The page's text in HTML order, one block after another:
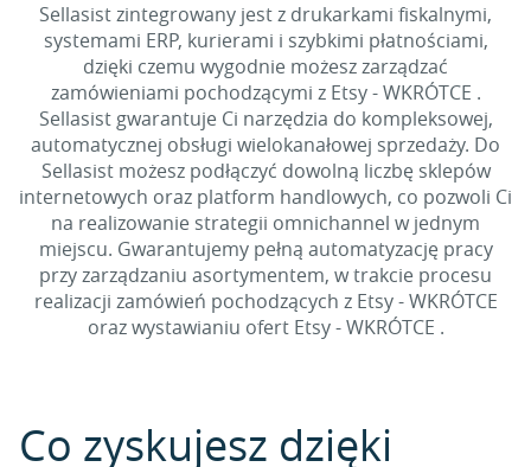
Sellasist zintegrowany jest z drukarkami fiskalnymi,
systemami ERP, kurierami i szybkimi płatnościami,
dzięki czemu wygodnie możesz zarządzać
zamówieniami pochodzącymi z Etsy - WKRÓTCE .
Sellasist gwarantuje Ci narzędzia do kompleksowej,
automatycznej obsługi wielokanałowej sprzedaży. Do
Sellasist możesz podłączyć dowolną liczbę sklepów
internetowych oraz platform handlowych, co pozwoli Ci
na realizowanie strategii omnichannel w jednym
miejscu. Gwarantujemy pełną automatyzację pracy
przy zarządzaniu asortymentem, w trakcie procesu
realizacji zamówień pochodzących z Etsy - WKRÓTCE
oraz wystawianiu ofert Etsy - WKRÓTCE .
Co zyskujesz dzięki